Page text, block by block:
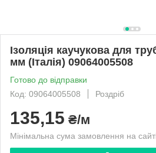
Ізоляція каучукова для
мм (Італія) 09064005508
Готово до відправки
Код: 09064005508
Роздріб
135,15 ₴/м
Мінімальна сума замовлення на